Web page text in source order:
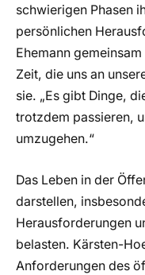
schwierigen Phasen
persönlichen
Ehemann
Zeit, die uns an
sie. „Es gibt Dinge,
trotzdem passieren,
umzugehen.“
Das Leben in der
darstellen,
Herausforderungen
belasten. Kärsten-
Anforderungen des